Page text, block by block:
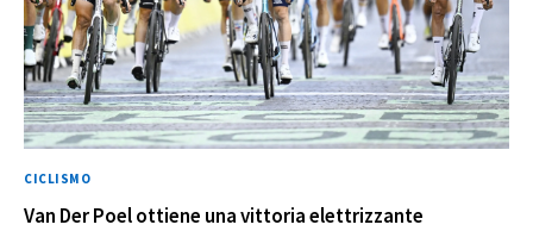
CICLISMO
Van Der Poel ottiene una vittoria elettrizzante